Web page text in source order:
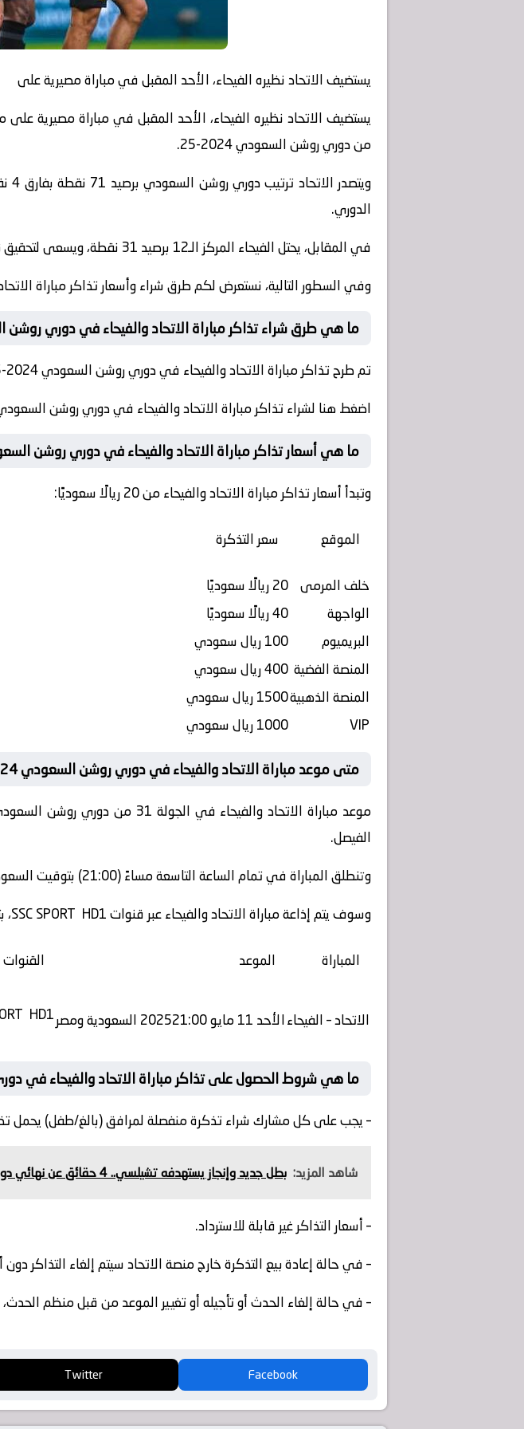
يستضيف الاتحاد نظيره الفيحاء، الأحد المقبل في مباراة مصيرية على
من دوري روشن السعودي 2024-25.
الدوري.
في المقابل، يحتل الفيحاء المركز الـ12 برصيد 31 نقطة، ويسعى لتحقيق نتيجة إيجابية من أجل التقدم للتواجد بأحد مراكز الوسط.
وفي السطور التالية، نستعرض لكم طرق شراء وأسعار تذاكر مباراة الاتحاد
ما هي طرق شراء تذاكر مباراة الاتحاد والفيحاء في دوري روشن
تم طرح تذاكر مباراة الاتحاد والفيحاء في دوري روشن السعودي 2024-25 عبر منصة
اضغط هنا لشراء تذاكر مباراة الاتحاد والفيحاء في دوري روشن
ما هي أسعار تذاكر مباراة الاتحاد والفيحاء في دوري روشن السعودي
وتبدأ أسعار تذاكر مباراة الاتحاد والفيحاء من 20 ريالًا سعوديًا:
الموقع سعر التذكرة
خلف المرمى 20 ريالًا سعوديًا
الواجهة
40 ريالًا سعوديًا
البريميوم
100 ريال سعودي
المنصة الفضية 400 ريال سعودي
المنصة الذهبية1500 ريال سعودي
VIP
1000 ريال سعودي
متى موعد مباراة الاتحاد والفيحاء في دوري روشن السعودي 2024-25؟
موعد مباراة الاتحاد والفيحاء في الجولة 31 من دوري روشن السعودي 2024-25 هو يوم
الفيصل.
وتنطلق المباراة في تمام الساعة التاسعة مساءً(21:00) بتوقيت
وسوف يتم إذاعة مباراةالاتحاد والفيحاءعبر قنواتSSC SPORT HD1،
المباراة الموعد القنوات
الاتحاد – الفيحاءالأحد 11 مايو 202521:00 السعودية ومصر HD1
ما هي شروط الحصول على تذاكر مباراة الاتحاد والفيحاء في دوري
– يجب على كل مشارك شراء تذكرة منفصلة لمرافق (بالغ/طفل) يحمل
شاهد المزيد: بطل جديد وإنجاز يستهدفه تشيلسي.. 4 حقائق عن نهائي دوري المؤتمر الأوروبي
– أسعار التذاكر غير قابلة للاسترداد.
– في حالة إعادة بيع التذكرة خارج منصة الاتحاد سيتم إلغاء التذاكر دون
– في حالة إلغاء الحدث أو تأجيله أو تغيير الموعد من قبل منظم الحدث،
Facebook
Twitter